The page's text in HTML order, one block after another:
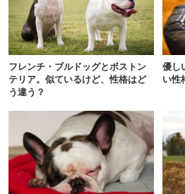
フレンチ・ブルドッグとボストン
テリア。似ているけど、性格はど
う違う？
優し
い性
アプリで開